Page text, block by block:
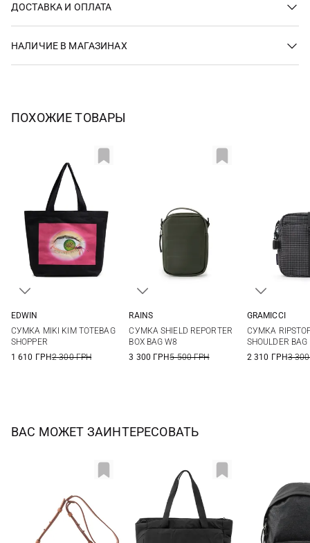
ДОСТАВКА И ОПЛАТА
НАЛИЧИЕ В МАГАЗИНАХ
ПОХОЖИЕ ТОВАРЫ
EDWIN
СУМКА MIKI KIM TOTEBAG
SHOPPER
1 610 ГРН2 300 ГРН
RAINS
СУМКА SHIELD REPORTER
BOX BAG W8
3 300 ГРН5 500 ГРН
GRAMICCI
СУМКА
SHOULDER BAG
2 310 ГРН3
ВАС МОЖЕТ ЗАИНТЕРЕСОВАТЬ